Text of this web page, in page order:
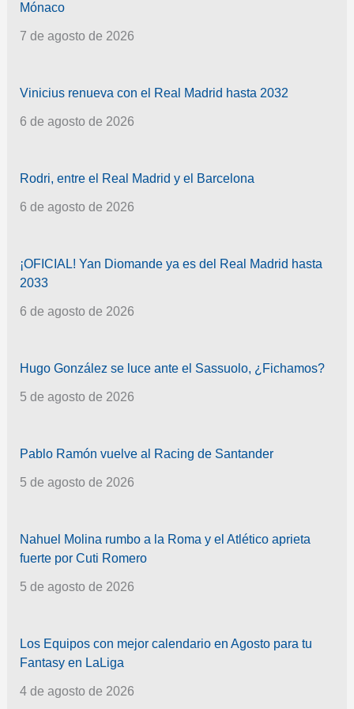
Mónaco
7 de agosto de 2026
Vinicius renueva con el Real Madrid hasta 2032
6 de agosto de 2026
Rodri, entre el Real Madrid y el Barcelona
6 de agosto de 2026
¡OFICIAL! Yan Diomande ya es del Real Madrid hasta
2033
6 de agosto de 2026
Hugo González se luce ante el Sassuolo, ¿Fichamos?
5 de agosto de 2026
Pablo Ramón vuelve al Racing de Santander
5 de agosto de 2026
Nahuel Molina rumbo a la Roma y el Atlético aprieta
fuerte por Cuti Romero
5 de agosto de 2026
Los Equipos con mejor calendario en Agosto para tu
Fantasy en LaLiga
4 de agosto de 2026